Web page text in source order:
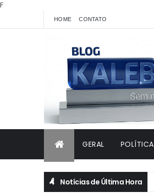
F
HOME CONTATO
GERAL POLÍTICA
Notícias de Última Hora